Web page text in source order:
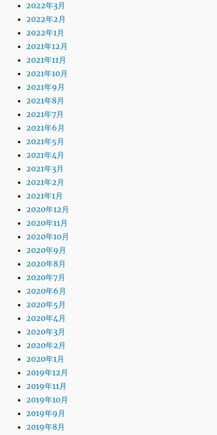
2022年3月
2022年2月
2022年1月
2021年12月
2021年11月
2021年10月
2021年9月
2021年8月
2021年7月
2021年6月
2021年5月
2021年4月
2021年3月
2021年2月
2021年1月
2020年12月
2020年11月
2020年10月
2020年9月
2020年8月
2020年7月
2020年6月
2020年5月
2020年4月
2020年3月
2020年2月
2020年1月
2019年12月
2019年11月
2019年10月
2019年9月
2019年8月